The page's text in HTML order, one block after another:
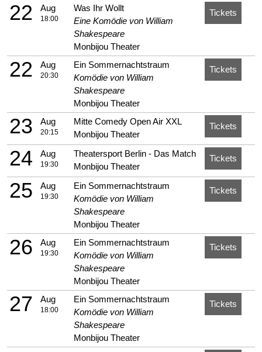
22 Aug
18:00
Tickets
Was Ihr Wollt
Eine Komödie von William
Shakespeare
Monbijou Theater
22 Aug
20:30
Tickets
Ein Sommernachtstraum
Komödie von William
Shakespeare
Monbijou Theater
23 Aug
20:15
Tickets
Mitte Comedy Open Air XXL
Monbijou Theater
24 Aug
19:30
Tickets
Theatersport Berlin - Das Match
Monbijou Theater
25 Aug
19:30
Tickets
Ein Sommernachtstraum
Komödie von William
Shakespeare
Monbijou Theater
26 Aug
19:30
Tickets
Ein Sommernachtstraum
Komödie von William
Shakespeare
Monbijou Theater
27 Aug
18:00
Tickets
Ein Sommernachtstraum
Komödie von William
Shakespeare
Monbijou Theater